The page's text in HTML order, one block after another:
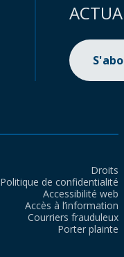
Droits
Politique de confidentialité
Accessibilité web
Accès à l’information
Courriers frauduleux
Porter plainte